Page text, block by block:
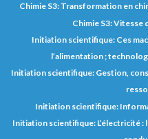
Chimie S3: Transformation en
Chimie S3: Vitesse
Initiation scientifique: Ces
l’alimentation ;
Initiation scientifique: Gestion,
Initiation scientifique:
Initiation scientifique: L’électricité